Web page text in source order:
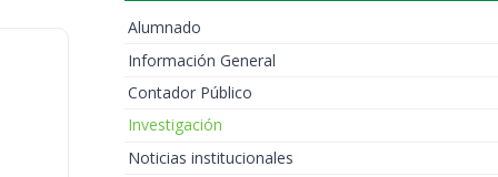
Alumnado
Información General
Contador Público
Investigación
Noticias institucionales